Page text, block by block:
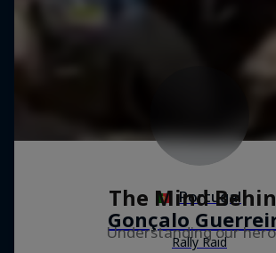
The Mind
Understanding our